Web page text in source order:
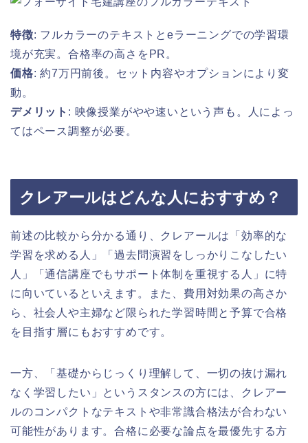
特徴: フルカラーのテキストとeラーニングでの学習環
境が充実。合格率の高さをPR。
価格: 約7万円前後。セット内容やオプションにより変
動。
デメリット : 映像授業がやや速いという声も。人によっ
てはペース調整が必要。
クレアールはどんな人におすすめ？
前述の比較から分かる通り、クレアールは「効率的な
学習を求める人」「過去問演習をしっかりこなしたい
人」「通信講座でもサポート体制を重視する人」に特
に向いているといえます。また、費用対効果の高さか
ら、社会人や主婦など限られた学習時間と予算で合格
を目指す層にもおすすめです。
一方、「基礎からじっくり理解して、一切の抜け漏れ
なく学習したい」というスタンスの方には、クレアー
ルのコンパクトなテキストや非常識合格法が合わない
可能性があります。合格に必要な論点を最優先する方